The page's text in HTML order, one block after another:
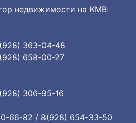
недвижимости на КМВ:
363-04-48
658-00-27
306-95-16
66-82 / 8(928) 654-33-50